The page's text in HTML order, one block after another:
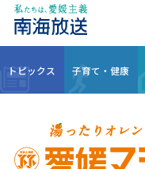
トピックス 子育て・健康